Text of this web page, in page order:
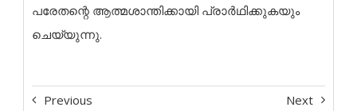
പരേതന്റെ ആത്മശാന്തിക്കായി പ്രാർഥിക്കുകയും
ചെയ്യുന്നു.
Previous Next